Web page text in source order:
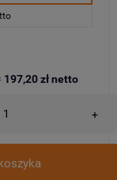
+
197,20 złnetto